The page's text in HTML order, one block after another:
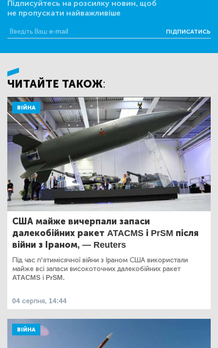
Підписуйтесь на розсилку новин, щоб
не пропускати найважливіше
ПІДПИСАТИСЬ
ЧИТАЙТЕ ТАКОЖ:
ВІЙНА
США майже вичерпали запаси
далекобійних ракет ATACMS і PrSM після
війни з Іраном, — Reuters
Під час п’ятимісячної війни з Іраном США використали
майже всі запаси високоточних далекобійних ракет
ATACMS і PrSM.
04 серпня, 14:44
ВІЙНА